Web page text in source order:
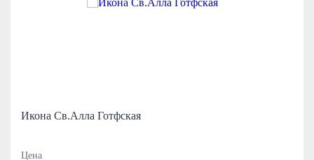
Икона Св.Алла Готфская
Цена